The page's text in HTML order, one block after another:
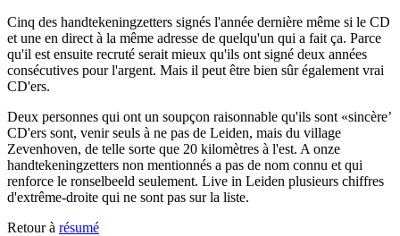
Cinq des handtekeningzetters signés l'année dernière même si le CD
et une en direct à la même adresse de quelqu'un qui a fait ça. Parce
qu'il est ensuite recruté serait mieux qu'ils ont signé deux années
consécutives pour l'argent. Mais il peut être bien sûr également vrai
CD'ers.
Deux personnes qui ont un soupçon raisonnable qu'ils sont «sincère’
CD'ers sont, venir seuls à ne pas de Leiden, mais du village
Zevenhoven, de telle sorte que 20 kilomètres à l'est. A onze
handtekeningzetters non mentionnés a pas de nom connu et qui
renforce le ronselbeeld seulement. Live in Leiden plusieurs chiffres
d'extrême-droite qui ne sont pas sur la liste.
Retour à résumé